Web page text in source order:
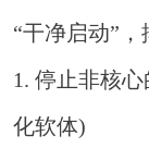
“干净启动”，
1. 停止非核
化软体)